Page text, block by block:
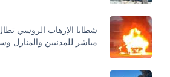
شظايا الإرهاب الروسي
مباشر للمدنيين والمنازل